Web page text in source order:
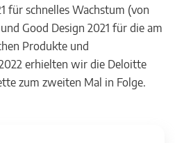
für schnelles Wachstum (von
Good Design 2021 für die am
Produkte und
erhielten wir die Deloitte
zum zweiten Mal in Folge.